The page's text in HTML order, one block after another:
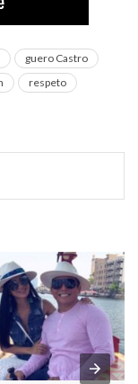
guero Castro
respeto